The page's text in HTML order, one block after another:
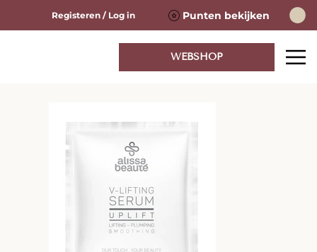
Punten bekijken
Registeren / Log in
WEBSHOP